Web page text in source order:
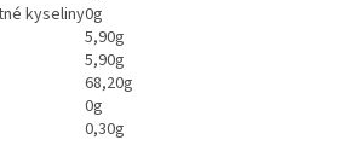
kyseliny0g
5,90g
5,90g
68,20g
0g
0,30g